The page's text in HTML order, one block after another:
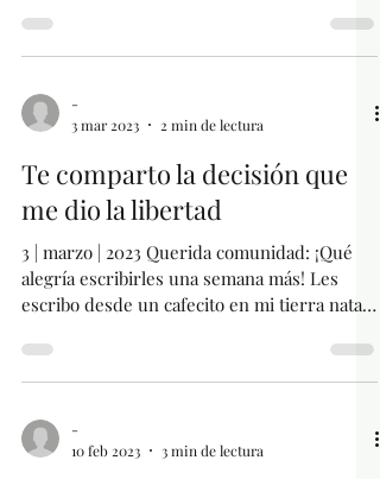
-
3 mar 2023
2 min de lectura
Te comparto la decisión que
me dio la libertad
3 | marzo | 2023 Querida comunidad: ¡Qué
alegría escribirles una semana más! Les
escribo desde un cafecito en mi tierra natal,
-
10 feb 2023
3 min de lectura